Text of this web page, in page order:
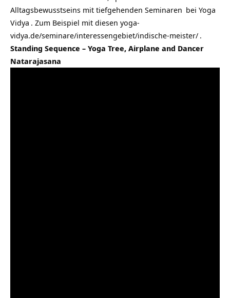
Alltagsbewusstseins mit tiefgehenden Seminaren bei Yoga
Vidya . Zum Beispiel mit diesen yoga-
vidya.de/seminare/interessengebiet/indische-meister/ .
Standing Sequence – Yoga Tree, Airplane and Dancer
Natarajasana